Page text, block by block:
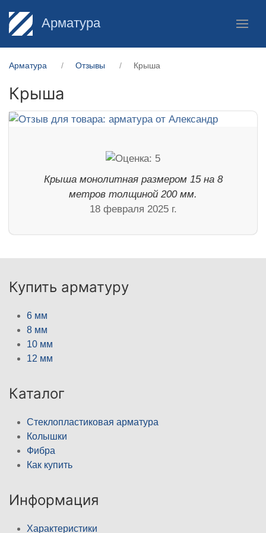
Арматура
Арматура Отзывы Крыша
Крыша
Крыша монолитная размером 15 на 8
метров толщиной 200 мм.
18 февраля 2025 г.
Купить арматуру
6 мм
8 мм
10 мм
12 мм
Каталог
Стеклопластиковая арматура
Колышки
Фибра
Как купить
Информация
Характеристики